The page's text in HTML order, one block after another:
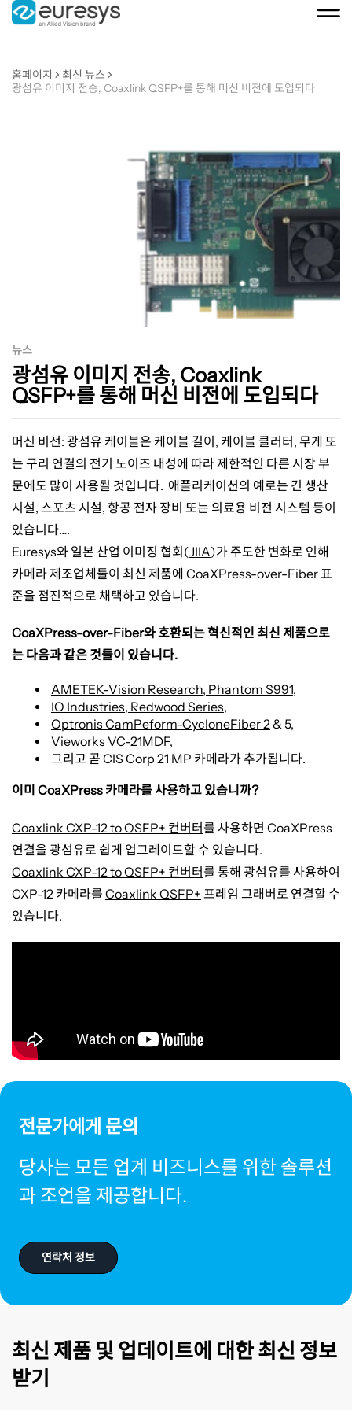
홈페이지
최신 뉴스
광섬유 이미지 전송, Coaxlink QSFP+를 통해 머신 비전에 도입되다
미
지
전
송,
Coaxlink
QSFP+를
통
해
머
신
비
전
에
입
되
다
뉴스
광섬유 이미지 전송, Coaxlink
QSFP+를 통해 머신 비전에 도입되다
머신 비전: 광섬유 케이블은 케이블 길이 , 케이블 클러터 , 무게 또
는 구리 연결의 전기 노이즈 내성에 따라 제한적인 다른 시장 부
문에도 많이 사용될 것입니다. 애플리케이션의 예로는 긴 생산
시설, 스포츠 시설, 항공 전자 장비 또는 의료용 비전 시스템 등이
있습니다….
Euresys와 일본 산업 이미징 협회 (JIIA)가 주도한 변화로 인해
카메라 제조업체들이 최신 제품에 CoaXPress-over-Fiber표
준을 점진적으로 채택하고 있습니다.
CoaXPress-over-Fiber와 호환되는 혁신적인 최신 제품으로
는 다음과 같은 것들이 있습니다.
AMETEK-Vision Research, Phantom S991,
IO Industries, Redwood Series,
Optronis CamPeform-CycloneFiber 2& 5,
Vieworks VC-21MDF,
그리고 곧 CIS Corp 21 MP 카메라가 추가됩니다.
이미 CoaXPress 카메라를 사용하고 있습니까?
Coaxlink CXP-12 to QSFP+ 컨버터를 사용하면 CoaXPress
연결을 광섬유로 쉽게 업그레이드할 수 있습니다.
Coaxlink CXP-12 to QSFP+ 컨버터를 통해 광섬유를 사용하여
CXP-12 카메라를 Coaxlink QSFP+ 프레임 그래버로 연결할 수
있습니다.
전문가에게 문의
당사는 모든 업계 비즈니스를 위한 솔루션
과 조언을 제공합니다.
연락처 정보
최신 제품 및 업데이트에 대한 최신 정보
받기